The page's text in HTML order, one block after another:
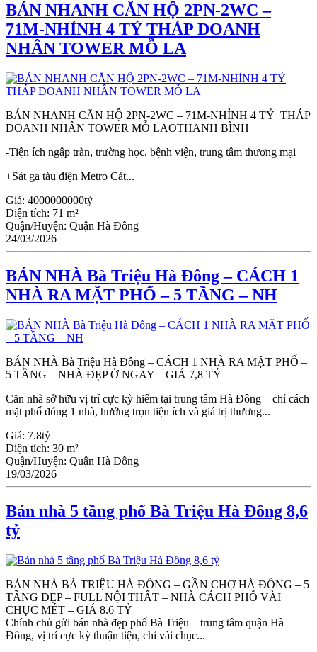
BÁN NHANH CĂN HỘ 2PN-2WC –
71M-NHỈNH 4 TỶ THÁP DOANH
NHÂN TOWER MỖ LA
BÁN NHANH CĂN HỘ 2PN-2WC – 71M-NHỈNH 4 TỶ THÁP
DOANH NHÂN TOWER MỖ LAOTHANH BÌNH
-Tiện ích ngập tràn, trường học, bệnh viện, trung tâm thương mại
+Sát ga tàu điện Metro Cát...
Giá: 4000000000tỷ
Diện tích: 71 m²
Quận/Huyện: Quận Hà Đông
24/03/2026
BÁN NHÀ Bà Triệu Hà Đông – CÁCH 1
NHÀ RA MẶT PHỐ – 5 TẦNG – NH
BÁN NHÀ Bà Triệu Hà Đông – CÁCH 1 NHÀ RA MẶT PHỐ –
5 TẦNG – NHÀ ĐẸP Ở NGAY – GIÁ 7,8 TỶ
Căn nhà sở hữu vị trí cực kỳ hiếm tại trung tâm Hà Đông – chỉ cách
mặt phố đúng 1 nhà, hưởng trọn tiện ích và giá trị thương...
Giá: 7.8tỷ
Diện tích: 30 m²
Quận/Huyện: Quận Hà Đông
19/03/2026
Bán nhà 5 tầng phố Bà Triệu Hà Đông 8,6
tỷ
BÁN NHÀ BÀ TRIỆU HÀ ĐÔNG – GẦN CHỢ HÀ ĐÔNG – 5
TẦNG ĐẸP – FULL NỘI THẤT – NHÀ CÁCH PHỐ VÀI
CHỤC MÉT – GIÁ 8.6 TỶ
Chính chủ gửi bán nhà đẹp phố Bà Triệu – trung tâm quận Hà
Đông, vị trí cực kỳ thuận tiện, chỉ vài chục...